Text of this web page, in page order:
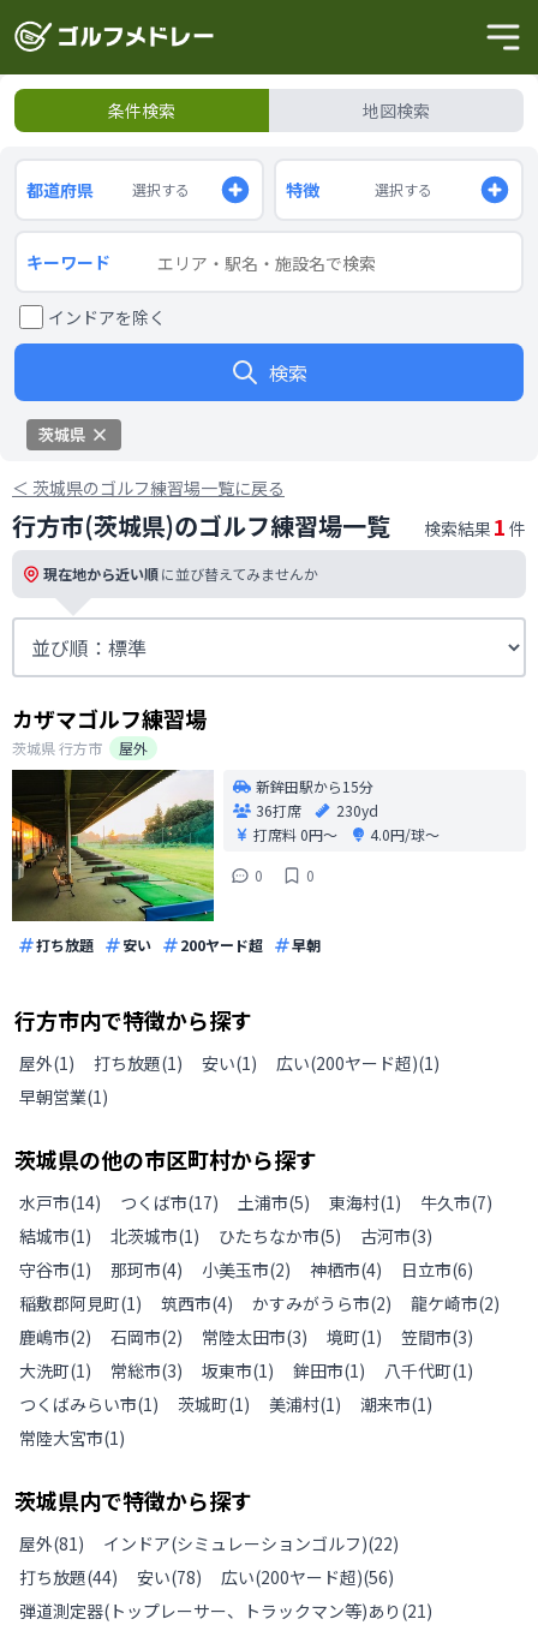
条件検索 地図検索
都道府県 選択する 特徴 選択する
キーワード
インドアを除く
検索
茨城県
＜ 茨城県のゴルフ練習場一覧に戻る
行方市(茨城県)のゴルフ練習場一覧 検索結果 1 件
現在地から近い順に並び替えてみませんか
カザマゴルフ練習場
茨城県行方市
屋外
新鉾田駅から15分
36打席
230yd
打席料0円〜
4.0円/球〜
0
0
打ち放題 安い 200ヤード超 早朝
行方市内で特徴から探す
屋外(1) 打ち放題(1) 安い(1) 広い(200ヤード超)(1)
早朝営業(1)
茨城県の他の市区町村から探す
水戸市(14) つくば市(17) 土浦市(5) 東海村(1) 牛久市(7)
結城市(1) 北茨城市(1) ひたちなか市(5) 古河市(3)
守谷市(1) 那珂市(4) 小美玉市(2) 神栖市(4) 日立市(6)
稲敷郡阿見町(1) 筑西市(4) かすみがうら市(2) 龍ケ崎市(2)
鹿嶋市(2) 石岡市(2) 常陸太田市(3) 境町(1) 笠間市(3)
大洗町(1) 常総市(3) 坂東市(1) 鉾田市(1) 八千代町(1)
つくばみらい市(1) 茨城町(1) 美浦村(1) 潮来市(1)
常陸大宮市(1)
茨城県内で特徴から探す
屋外(81) インドア(シミュレーションゴルフ)(22)
打ち放題(44) 安い(78) 広い(200ヤード超)(56)
弾道測定器(トップレーサー、トラックマン等)あり (21)